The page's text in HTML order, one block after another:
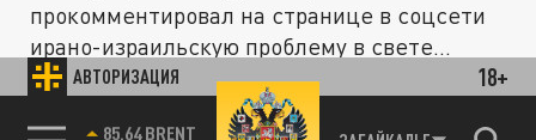
АВТОРИЗАЦИЯ 18+
прокомментировал на странице в соцсети
ирано-израильскую проблему в свете...
ОБЩЕСТВО